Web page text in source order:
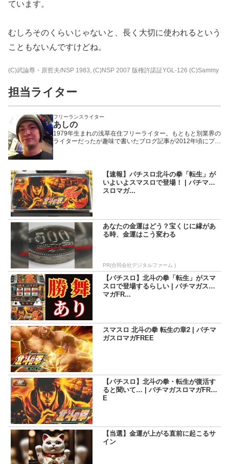
ています。
むしろそのくらいじゃないと、長く大切に使われるという
こともないんですけどね。
(C)武論尊・原哲夫/NSP 1983, (C)NSP 2007 版権許諾証YGL-126 (C)Sammy
担当ライター
フリーランスライター
あしの
1979年生まれの浅草在住フリーライター。もともと別業界の
ライターだったが趣味で書いたブログ記事が2012年頃にプチ
トーにしているため記事の内容もそっち方面が多め。
【速報】パチスロ北斗の拳「転生」が
いよいよスマスロで登場！ | パチマガ
スロマガ...
あなたの金運はどう？宝くじに縁があ
る時、金運はこう変わる
PR(合同会社デジタルファーム )
【パチスロ】北斗の拳「転生」がスマ
スロで登場するらしい | パチマガスロ
マガFR...
スマスロ 北斗の拳 転生の章2 | パチマ
ガスロマガFREE
【パチスロ】北斗の拳・転生が復活す
ると聞いて… | パチマガスロマガFRE
E
【当選】金運が上がる直前に起こるサ
イン